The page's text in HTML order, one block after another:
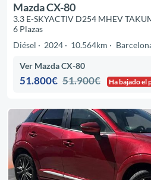
Mazda CX-80
3.3 E-SKYACTIV D254 MHEV
6 Plazas
Diésel
2024 10.564km
Ver Mazda CX-80
51.800€ 51.900€ Ha bajado el